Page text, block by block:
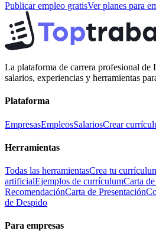
Publicar empleo gratisVer planes para
La plataforma de carrera profesional de
salarios, experiencias y herramientas
Plataforma
EmpresasEmpleosSalariosCrear
Herramientas
Todas las herramientasCrea tu
artificialEjemplos de currículumCarta
RecomendaciónCarta de Presentación
de Despido
Para empresas